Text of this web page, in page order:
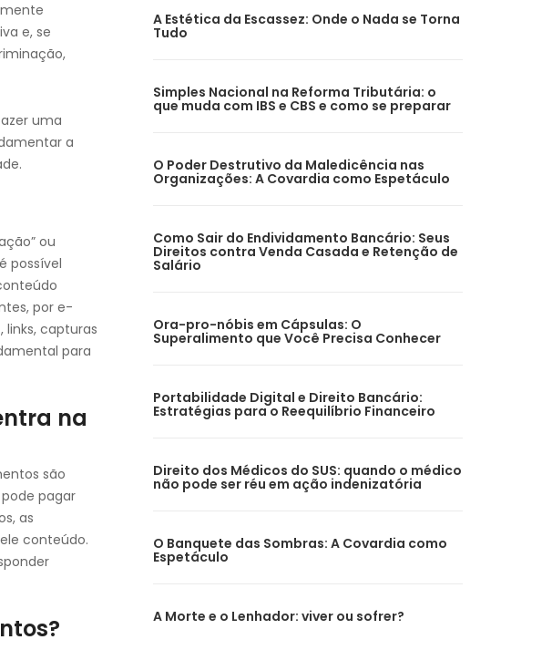
e, se
uma
a
ou
possível
por e-
capturas
para
na
são
pagar
as
conteúdo.
A Estética da Escassez: Onde o Nada se Torna
Tudo
Simples Nacional na Reforma Tributária: o
que muda com IBS e CBS e como se preparar
O Poder Destrutivo da Maledicência nas
Organizações: A Covardia como Espetáculo
Como Sair do Endividamento Bancário: Seus
Direitos contra Venda Casada e Retenção de
Salário
Ora-pro-nóbis em Cápsulas: O
Superalimento que Você Precisa Conhecer
Portabilidade Digital e Direito Bancário:
Estratégias para o Reequilíbrio Financeiro
Direito dos Médicos do SUS: quando o médico
não pode ser réu em ação indenizatória
O Banquete das Sombras: A Covardia como
Espetáculo
A Morte e o Lenhador: viver ou sofrer?